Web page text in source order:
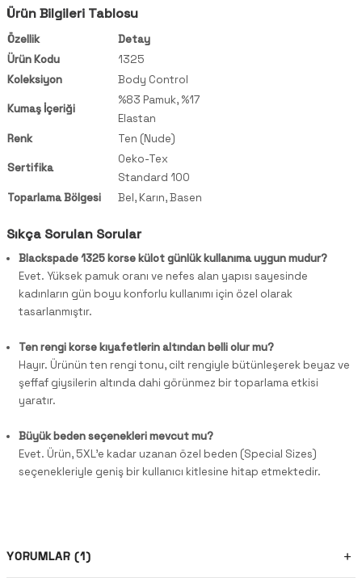
Ürün Bilgileri Tablosu
Özellik
Detay
Ürün Kodu
1325
Koleksiyon
Body Control
Kumaş İçeriği
%83 Pamuk, %17
Elastan
Renk
Ten (Nude)
Sertifika
Oeko-Tex
Standard 100
Toparlama Bölgesi
Bel, Karın, Basen
Sıkça Sorulan Sorular
Blackspade 1325 korse külot günlük kullanıma uygun mudur?
Evet. Yüksek pamuk oranı ve nefes alan yapısı sayesinde
kadınların gün boyu konforlu kullanımı için özel olarak
tasarlanmıştır.
Ten rengi korse kıyafetlerin altından belli olur mu?
Hayır. Ürünün ten rengi tonu, cilt rengiyle bütünleşerek beyaz ve
şeffaf giysilerin altında dahi görünmez bir toparlama etkisi
yaratır.
Büyük beden seçenekleri mevcut mu?
Evet. Ürün, 5XL'e kadar uzanan özel beden (Special Sizes)
seçenekleriyle geniş bir kullanıcı kitlesine hitap etmektedir.
YORUMLAR (1)